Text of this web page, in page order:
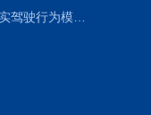
虚拟现实驾驶行为模拟仓